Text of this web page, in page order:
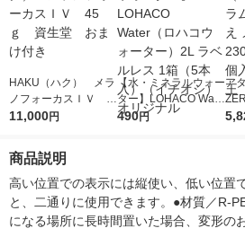
HAKU（ハク） メラ
ノフォーカスＩＶ 4
5ｇ 資生堂 おまけ
11,000円
【水・ミネラルウォー
ター】LOHACO Wate
r（ロハコウォータ
490円
ア
詰
商品説明
高い位置での表示には縦使い、低い位置
と、二通りに使用できます。●材質／R-
になる場所に長時間置いた場合、変形の